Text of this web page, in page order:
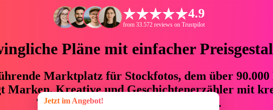
4.9
from 33.572 reviews on Trustpilot
Pläne mit einfacher
Marktplatz für Stockfotos, dem über 90.000
Marken, Kreative und Geschichtenerzähler mit
76 % an Zeit und Budget einsparen.
Jetzt im Angebot!